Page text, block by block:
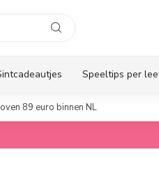
Speeltips per
89 euro binnen NL